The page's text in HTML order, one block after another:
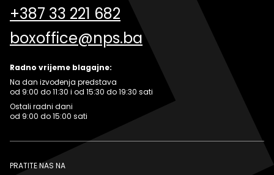
+387 33 221 682
boxoffice@nps.ba
Radno vrijeme blagajne:
Na dan izvođenja predstava
od 9:00 do 11:30 i od 15:30 do 19:30 sati
Ostali radni dani
od 9:00 do 15:00 sati
PRATITE NAS NA